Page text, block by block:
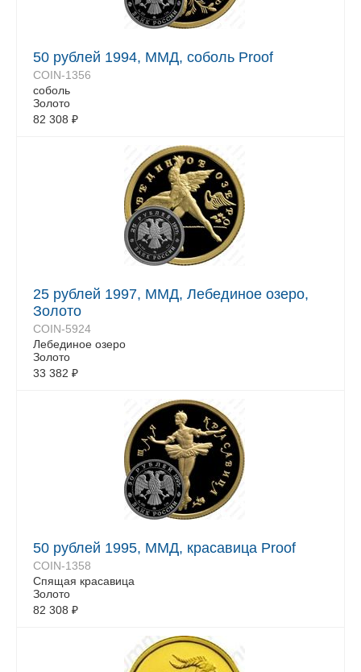
50 рублей 1994, ММД, соболь Proof
COIN-1356
соболь
Золото
82 308 ₽
25 рублей 1997, ММД, Лебединое озеро,
Золото
COIN-5924
Лебединое озеро
Золото
33 382 ₽
50 рублей 1995, ММД, красавица Proof
COIN-1358
Спящая красавица
Золото
82 308 ₽